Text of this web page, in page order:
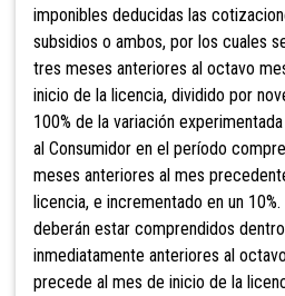
imponibles deducidas las cotizac
subsidios o ambos, por los cuales
tres meses anteriores al octavo
inicio de la licencia, dividido por
100% de la variación
al Consumidor en el período
meses anteriores al mes
licencia, e incrementado en un
deberán estar comprendidos
inmediatamente anteriores al
precede al mes de inicio de la